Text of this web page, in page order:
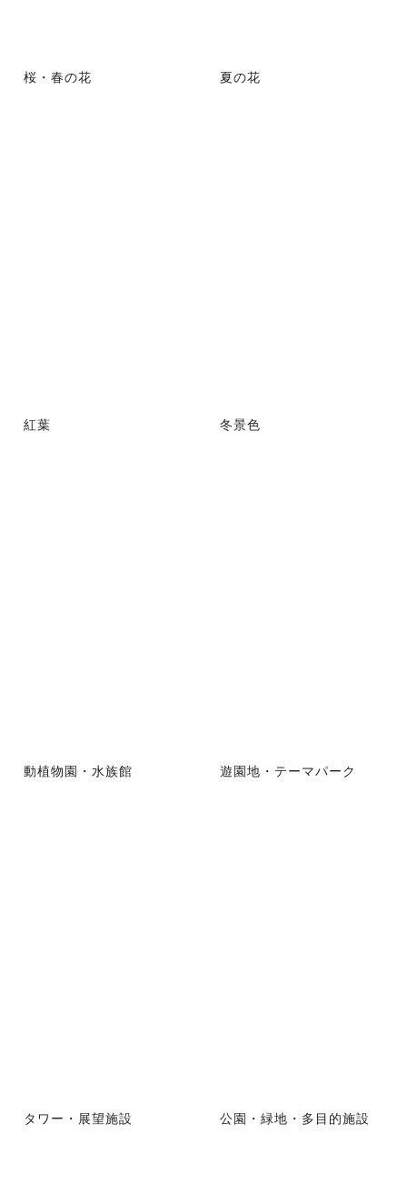
桜・春の花 夏の花
紅葉 冬景色
動植物園・水族館 遊園地・テーマパーク
タワー・展望施設 公園・緑地・多目的施設